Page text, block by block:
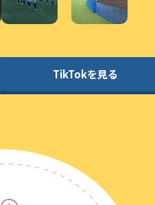
TikTokを見る